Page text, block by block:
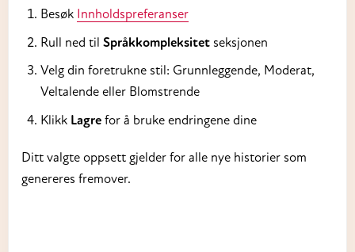
Besøk Innholdspreferanser
Rull ned til Språkkompleksitetseksjonen
Velg din foretrukne stil: Grunnleggende, Moderat,
Veltalende eller Blomstrende
Klikk Lagrefor å bruke endringene dine
Ditt valgte oppsett gjelder for alle nye historier som
genereres fremover.